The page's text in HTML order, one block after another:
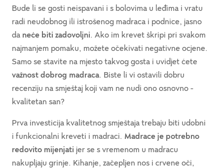
Bude li se gosti neispavani i s bolovima u leđima i vratu
radi neudobnog ili istrošenog madraca i podnice, jasno
da neće biti zadovoljni. Ako im krevet škripi pri svakom
najmanjem pomaku, možete očekivati negativne ocjene.
Samo se stavite na mjesto takvog gosta i uvidjet ćete
važnost dobrog madraca. Biste li vi ostavili dobru
recenziju na smještaj koji vam ne nudi ono osnovno -
kvalitetan san?
Prva investicija kvalitetnog smještaja trebaju biti udobni
i funkcionalni kreveti i madraci. Madrace je potrebno
redovito mijenjati jer se s vremenom u madracu
nakupljaju grinje. Kihanje, začepljen nos i crvene oči,